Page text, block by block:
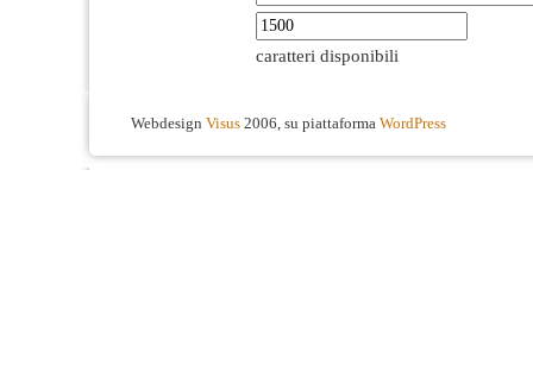
caratteri disponibili
Webdesign Visus 2006, su piattaforma WordPress